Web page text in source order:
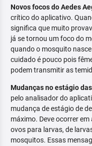
Novos focos do Aedes
crítico do aplicativo.
significa que muito
já se tornou um foco do
quando o mosquito
cuidado é pouco pois
podem transmitir as
Mudanças no estágio
pelo analisador do
mudança de estágio de
máximo. Deve ocorrer
ovos para larvas, de
mosquitos. Essas